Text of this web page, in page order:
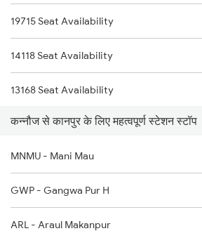
5302 Bdts Gkp Spl
1804 Ljn Jhs Spl
2003 Ljn Ndls Sht Spl
2004 Ndls Ljn Sht Spl
2033 Cnb Ndls Sht Spl
2034 Ndls Cnb Sht Spl
2099 Pune Ljn Sf Spl
2100 Ljnpune Spl
19715 Seat Availability
14118 Seat Availability
13168 Seat Availability
15084 Seat Availability
कन्नौज से कानपुर के लिए महत्वपूर्ण स्टेशन स्टॉप
MNMU - Mani Mau
GWP - Gangwa Pur H
ARL - Araul Makanpur